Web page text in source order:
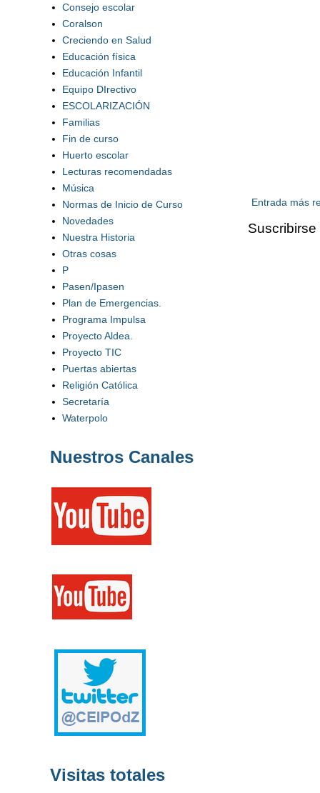
Entrada más
Consejo escolar
Coralson
Creciendo en Salud
Educación física
Educación Infantil
Equipo DIrectivo
ESCOLARIZACIÓN
Familias
Fin de curso
Huerto escolar
Lecturas recomendadas
Música
Normas de Inicio de Curso
Novedades
Nuestra Historia
Otras cosas
P
Pasen/Ipasen
Plan de Emergencias.
Programa Impulsa
Proyecto Aldea.
Proyecto TIC
Puertas abiertas
Religión Católica
Secretaría
Waterpolo
Nuestros Canales
Visitas totales